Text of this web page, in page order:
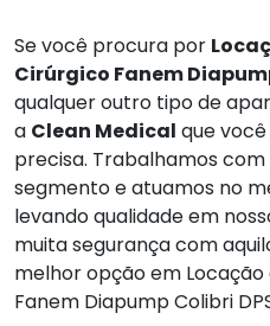
Se você procura por
Cirúrgico Fanem
qualquer outro tipo de
a Clean Medical que
precisa. Trabalhamos
segmento e atuamos no
levando qualidade em
muita segurança com
melhor opção em
Fanem Diapump Colibri